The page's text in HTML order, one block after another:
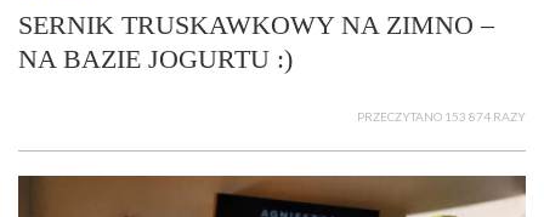
SERNIK TRUSKAWKOWY NA ZIMNO –
NA BAZIE JOGURTU :)
PRZECZYTANO 153 874 RAZY